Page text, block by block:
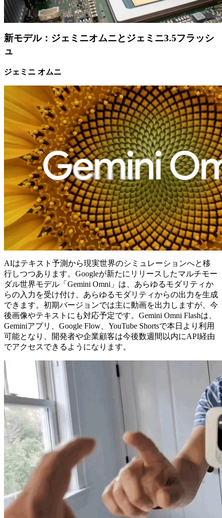
新モデル：ジェミニオムニとジェミニ3.5フラッシ
ュ
ジェミニ オムニ
AIはテキスト予測から現実世界のシミュレーションへと移
行しつつあります。Googleが新たにリリースしたマルチモー
ダル世界モデル「Gemini Omni」は、あらゆるモダリティか
らの入力を受け付け、あらゆるモダリティからの出力を生成
できます。初期バージョンでは主に動画を出力しますが、今
後画像やテキストにも対応予定です。Gemini Omni Flashは、
Geminiアプリ、Google Flow、YouTube Shortsで本日より利用
可能となり、開発者や企業顧客は今後数週間以内にAPI経由
でアクセスできるようになります。